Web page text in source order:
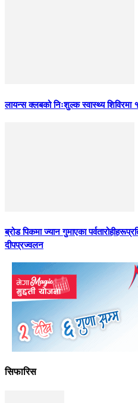
लायन्स क्लबको निःशुल्क स्वास्थ्य शिविरमा
ब्रोड पिकमा ज्यान गुमाएका
दीपप्रज्वलन
सिफारिस